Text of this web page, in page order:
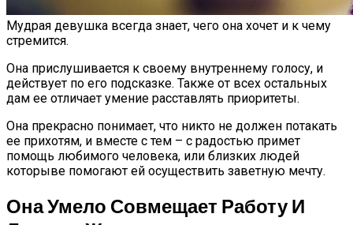
Мудрая девушка всегда знает, чего она хочет и к чему
стремится.
Она прислушивается к своему внутреннему голосу, и
действует по его подсказке. Также от всех остальных
дам ее отличает умение расставлять приоритеты.
Она прекрасно понимает, что никто не должен потакать
ее прихотям, и вместе с тем – с радостью примет
помощь любимого человека, или близких людей
которыве помогают ей осуществить заветную мечту.
Она Умело Совмещает Работу И